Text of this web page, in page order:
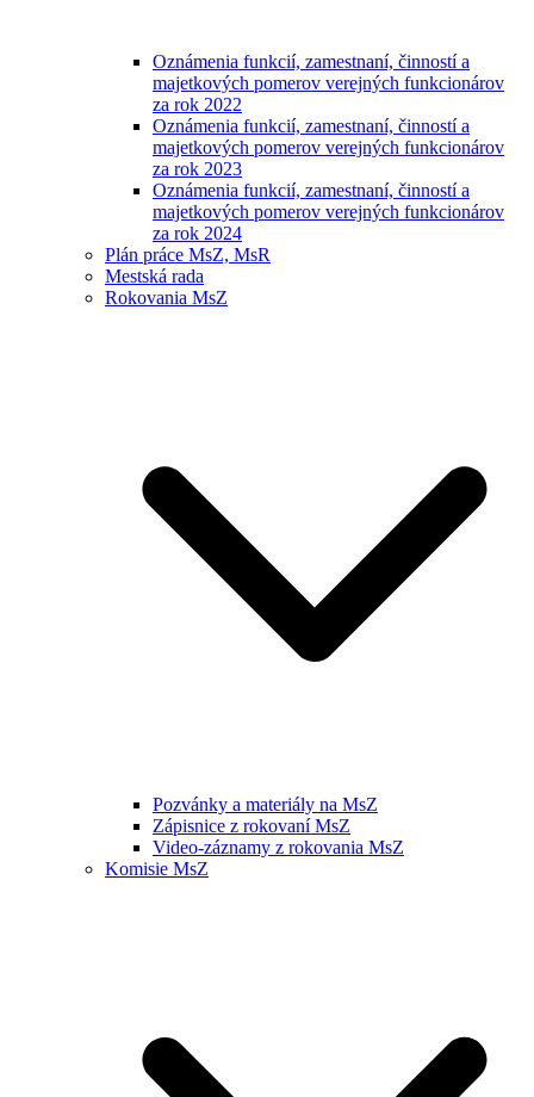
Oznámenia funkcií, zamestnaní, činností a
majetkových pomerov verejných funkcionárov
za rok 2022
Oznámenia funkcií, zamestnaní, činností a
majetkových pomerov verejných funkcionárov
za rok 2023
Oznámenia funkcií, zamestnaní, činností a
majetkových pomerov verejných funkcionárov
za rok 2024
Plán práce MsZ, MsR
Mestská rada
Rokovania MsZ
Pozvánky a materiály na MsZ
Zápisnice z rokovaní MsZ
Video-záznamy z rokovania MsZ
Komisie MsZ